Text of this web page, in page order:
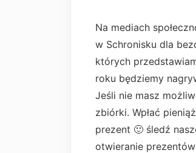
Na mediach
w Schronisku dla
których
roku będziemy
Jeśli nie masz
zbiórki. Wpłać
prezent 🙂 śledź
otwieranie